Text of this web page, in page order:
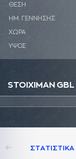
ΘΕΣΗ
ΗΜ. ΓΕΝΝΗΣΗΣ
ΧΩΡΑ
ΥΨΟΣ
STOIXIMAN
ΣΤAΤΙΣΤΙΚA